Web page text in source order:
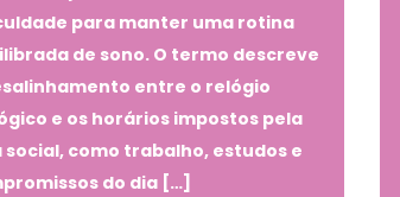
para manter uma rotina
de sono. O termo descreve
entre o relógio
e os horários impostos pela
social, como trabalho, estudos e
do dia […]